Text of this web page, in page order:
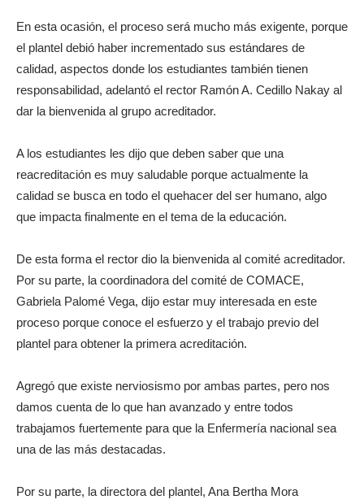
En esta ocasión, el proceso será mucho más exigente, porque
el plantel debió haber incrementado sus estándares de
calidad, aspectos donde los estudiantes también tienen
responsabilidad, adelantó el rector Ramón A. Cedillo Nakay al
dar la bienvenida al grupo acreditador.
A los estudiantes les dijo que deben saber que una
reacreditación es muy saludable porque actualmente la
calidad se busca en todo el quehacer del ser humano, algo
que impacta finalmente en el tema de la educación.
De esta forma el rector dio la bienvenida al comité acreditador.
Por su parte, la coordinadora del comité de COMACE,
Gabriela Palomé Vega, dijo estar muy interesada en este
proceso porque conoce el esfuerzo y el trabajo previo del
plantel para obtener la primera acreditación.
Agregó que existe nerviosismo por ambas partes, pero nos
damos cuenta de lo que han avanzado y entre todos
trabajamos fuertemente para que la Enfermería nacional sea
una de las más destacadas.
Por su parte, la directora del plantel, Ana Bertha Mora